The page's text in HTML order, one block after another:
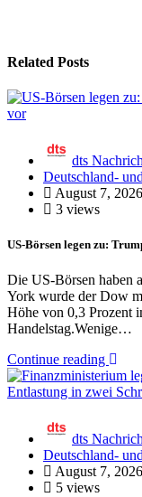
Related Posts
dts
Deutschland-
August 7, 2026
3 views
US-Börsen legen zu:
Die US-Börsen haben
York wurde der Dow
Höhe von 0,3 Prozent
Handelstag.Wenige…
Continue reading
dts
Deutschland-
August 7, 2026
5 views